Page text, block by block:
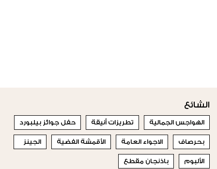
الشائع
الهواجس الجمالية تطريزات أنيقة حفل جوائز بيلبورد
بحرصاف الاجواء العامة الأقمشة الفضية الجينز
الألبوم باذنجان مقطع